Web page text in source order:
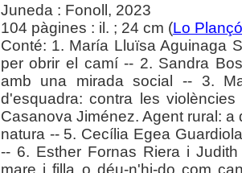
Juneda : Fonoll, 2023
104 pàgines : il. ; 24 cm (Lo Plançó
Conté: 1. María Lluïsa Aguinaga
per obrir el camí -- 2. Sandra
amb una mirada social -- 3.
d'esquadra: contra les
Casanova Jiménez. Agent rural:
natura -- 5. Cecília Egea
-- 6. Esther Fornas Riera i
mare i filla o déu-n'hi-do com